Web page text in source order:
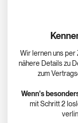
Wir lernen uns per
nähere Details zu
zum
Wenn's
mit Schritt 2